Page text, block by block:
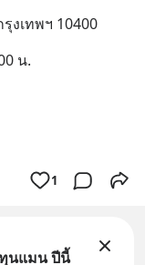
งเทพฯ 10400
น.
1
นแมน ปีนี้